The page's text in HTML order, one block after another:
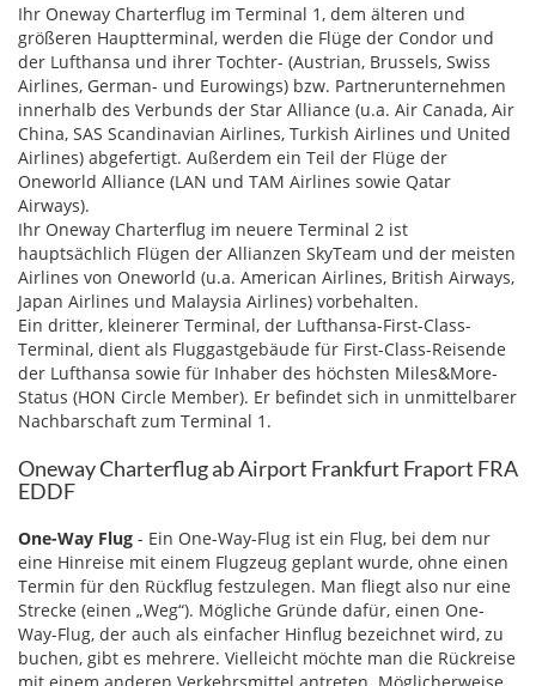
Ihr Oneway Charterflug im Terminal 1, dem älteren und
größeren Hauptterminal, werden die Flüge der Condor und
der Lufthansa und ihrer Tochter- (Austrian, Brussels, Swiss
Airlines, German- und Eurowings) bzw. Partnerunternehmen
innerhalb des Verbunds der Star Alliance (u.a. Air Canada, Air
China, SAS Scandinavian Airlines, Turkish Airlines und United
Airlines) abgefertigt. Außerdem ein Teil der Flüge der
Oneworld Alliance (LAN und TAM Airlines sowie Qatar
Airways).
Ihr Oneway Charterflug im neuere Terminal 2 ist
hauptsächlich Flügen der Allianzen SkyTeam und der meisten
Airlines von Oneworld (u.a. American Airlines, British Airways,
Japan Airlines und Malaysia Airlines) vorbehalten.
Ein dritter, kleinerer Terminal, der Lufthansa-First-Class-
Terminal, dient als Fluggastgebäude für First-Class-Reisende
der Lufthansa sowie für Inhaber des höchsten Miles&More-
Status (HON Circle Member). Er befindet sich in unmittelbarer
Nachbarschaft zum Terminal 1.
Oneway Charterflug ab Airport Frankfurt Fraport FRA
EDDF
One-Way Flug - Ein One-Way-Flug ist ein Flug, bei dem nur
eine Hinreise mit einem Flugzeug geplant wurde, ohne einen
Termin für den Rückflug festzulegen. Man fliegt also nur eine
Strecke (einen „Weg“). Mögliche Gründe dafür, einen One-
Way-Flug, der auch als einfacher Hinflug bezeichnet wird, zu
buchen, gibt es mehrere. Vielleicht möchte man die Rückreise
mit einem anderen Verkehrsmittel antreten. Möglicherweise